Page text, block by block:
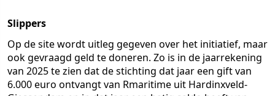
Slippers
Op de site wordt uitleg gegeven over het initiatief, maar
ook gevraagd geld te doneren. Zo is in de jaarrekening
van 2025 te zien dat de stichting dat jaar een gift van
6.000 euro ontvangt van Rmaritime uit Hardinxveld-